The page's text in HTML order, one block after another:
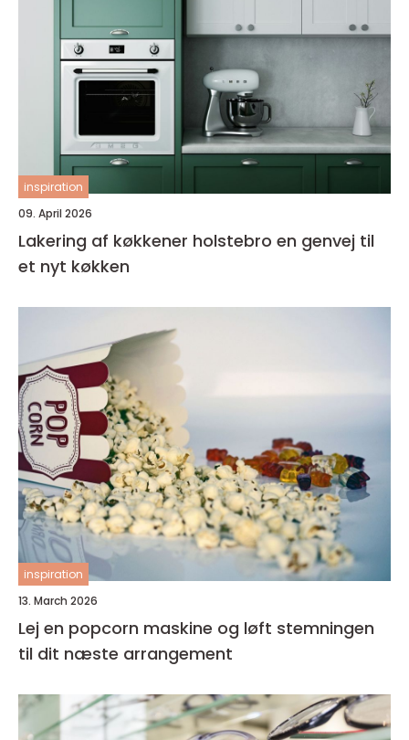
inspiration
09. April 2026
Lakering af køkkener holstebro en genvej til
et nyt køkken
inspiration
13. March 2026
Lej en popcorn maskine og løft stemningen
til dit næste arrangement